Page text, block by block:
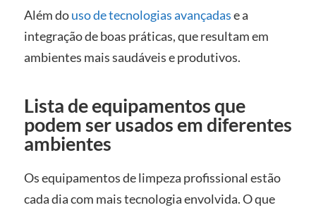
Além douso de tecnologias avançadase a
integração de boas práticas, que resultam em
ambientes mais saudáveis e produtivos.
Lista de equipamentos que
podem ser usados em diferentes
ambientes
Os equipamentos de limpeza profissional estão
cada dia com mais tecnologia envolvida. O que